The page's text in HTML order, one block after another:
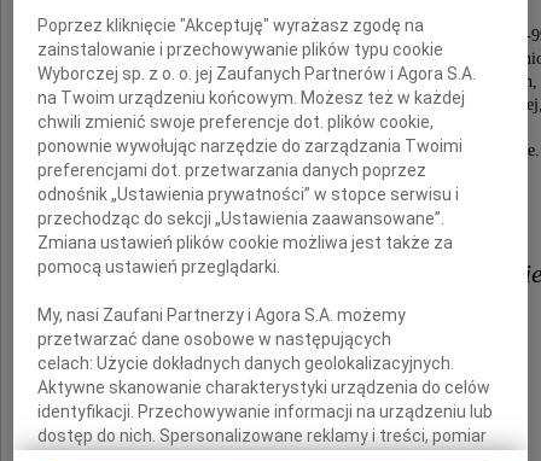
Był architektem Miasta Krakowa w latach 1995-
oraz wybitnym projektantem, autorem wielu
nagrodami budowli i projektów konkursowych,
a także wykładowcą w Politechnice
University of Tennessee
i Akademii Frycza Modrzewskiego w Krakowie.
Żonie Iwonie,
Córkom Małgorzacie i
oraz Najbliższym
składamy
wyrazy głębokiego współczucia,
Poprzez kliknięcie "Akceptuję" wyrażasz zgodę na
zainstalowanie i przechowywanie plików typu cookie
Wyborczej sp. z o. o. jej Zaufanych Partnerów i Agora S.A.
na Twoim urządzeniu końcowym. Możesz też w każdej
chwili zmienić swoje preferencje dot. plików cookie,
ponownie wywołując narzędzie do zarządzania Twoimi
preferencjami dot. przetwarzania danych poprzez
odnośnik „Ustawienia prywatności” w stopce serwisu i
przechodząc do sekcji „Ustawienia zaawansowane”.
Zmiana ustawień plików cookie możliwa jest także za
pomocą ustawień przeglądarki.
My, nasi Zaufani Partnerzy i Agora S.A. możemy
przetwarzać dane osobowe w następujących
celach:Użycie dokładnych danych geolokalizacyjnych.
Aktywne skanowanie charakterystyki urządzenia do celów
identyfikacji. Przechowywanie informacji na urządzeniu lub
dostęp do nich. Spersonalizowane reklamy i treści, pomiar